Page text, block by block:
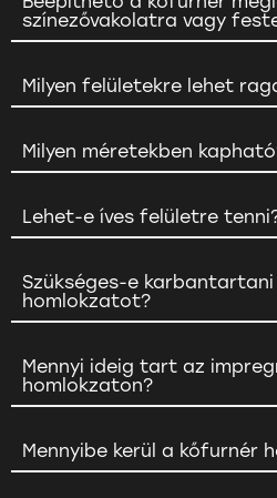
színezővakolatra vagy
Milyen felületekre lehet
Milyen méretekben
Lehet-e íves felületre
Szükséges-e
homlokzatot?
Mennyi ideig tart az
homlokzaton?
Mennyibe kerül a kőfurnér